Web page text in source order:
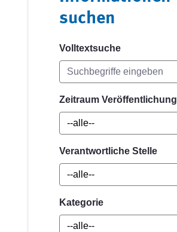
suchen
Volltextsuche
Zeitraum Veröffentlichung
Verantwortliche Stelle
Kategorie